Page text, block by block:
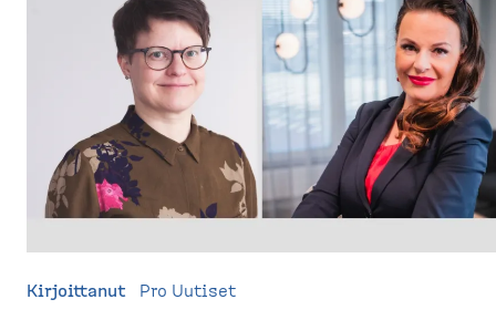
e
s
k
t
o
Kirjoittanut Pro Uutiset